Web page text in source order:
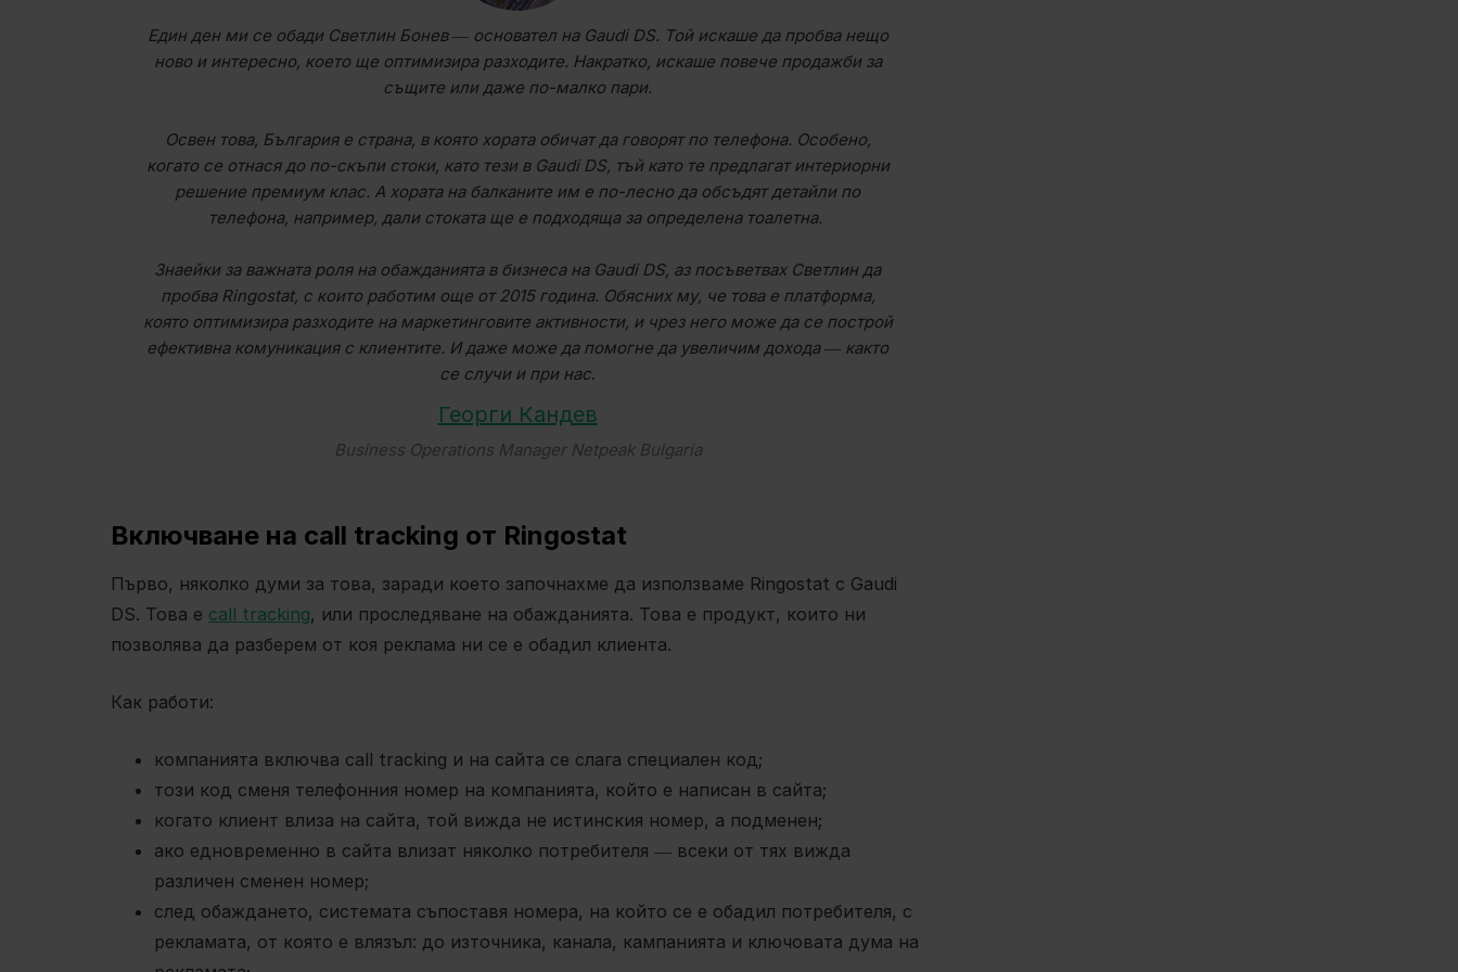
Един ден ми се обади Светлин Бонев ― основател на Gaudi DS. Той искаше да пробва нещо
ново и интересно, което ще оптимизира разходите. Накратко, искаше повече продажби за
същите или даже по-малко пари.
Освен това, България е страна, в която хората обичат да говорят по телефона. Особено,
когато се отнася до по-скъпи стоки, като тези в Gaudi DS, тъй като те предлагат интериорни
решение премиум клас. А хората на балканите им е по-лесно да обсъдят детайли по
телефона, например, дали стоката ще е подходяща за определена тоалетна.
Знаейки за важната роля на обажданията в бизнеса на Gaudi DS, аз посъветвах Светлин да
пробва Ringostat, с които работим още от 2015 година. Обясних му, че това е платформа,
която оптимизира разходите на маркетинговите активности, и чрез него може да се построй
ефективна комуникация с клиентите. И даже може да помогне да увеличим дохода ― както
се случи и при нас.
Георги Кандев
Business Operations Manager Netpeak Bulgaria
Включване на call tracking от Ringostat
Първо, няколко думи за това, заради което започнахме да използваме Ringostat с Gaudi
DS. Това е call tracking, или проследяване на обажданията. Това е продукт, които ни
позволява да разберем от коя реклама ни се е обадил клиента.
Как работи:
компанията включва call tracking и на сайта се слага специален код;
този код сменя телефонния номер на компанията, който е написан в сайта;
когато клиент влиза на сайта, той вижда не истинския номер, а подменен;
ако едновременно в сайта влизат няколко потребителя ― всеки от тях вижда
различен сменен номер;
след обаждането, системата съпоставя номера, на който се е обадил потребителя, с
рекламата, от която е влязъл: до източника, канала, кампанията и ключовата дума на